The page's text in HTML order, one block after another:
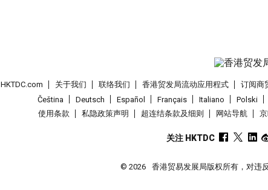
HKTDC.com 关于我们 联络我们 香港贸发局流动应用程式 订阅商
Čeština
Deutsch Español Français Italiano Polski
使用条款
私隐政策声明 超连结条款及细则 网站导航
关注 HKTDC
© 2026 香港贸易发展局版权所有，对违